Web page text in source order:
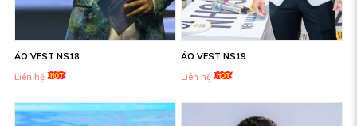
ÁO VEST NS18
Liên hệ
ÁO VEST NS19
Liên hệ